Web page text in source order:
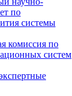
по
системы
комиссия по
систем